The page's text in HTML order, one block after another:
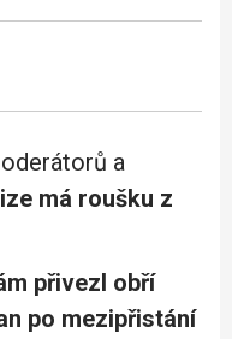
a
má roušku z
přivezl obří
po mezipřistání